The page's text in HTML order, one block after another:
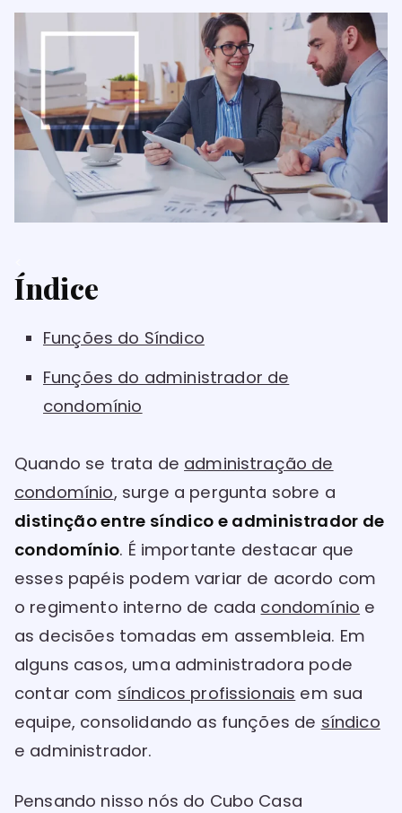
Índice
Funções do Síndico
Funções do administrador de
condomínio
Quando se trata de administração de
condomínio, surge a pergunta sobre a
distinção entre síndico e administrador de
condomínio. É importante destacar que
esses papéis podem variar de acordo com
o regimento interno de cada condomínio e
as decisões tomadas em assembleia. Em
alguns casos, uma administradora pode
contar com síndicos profissionais em sua
equipe, consolidando as funções de síndico
e administrador.
Pensando nisso nós do Cubo Casa